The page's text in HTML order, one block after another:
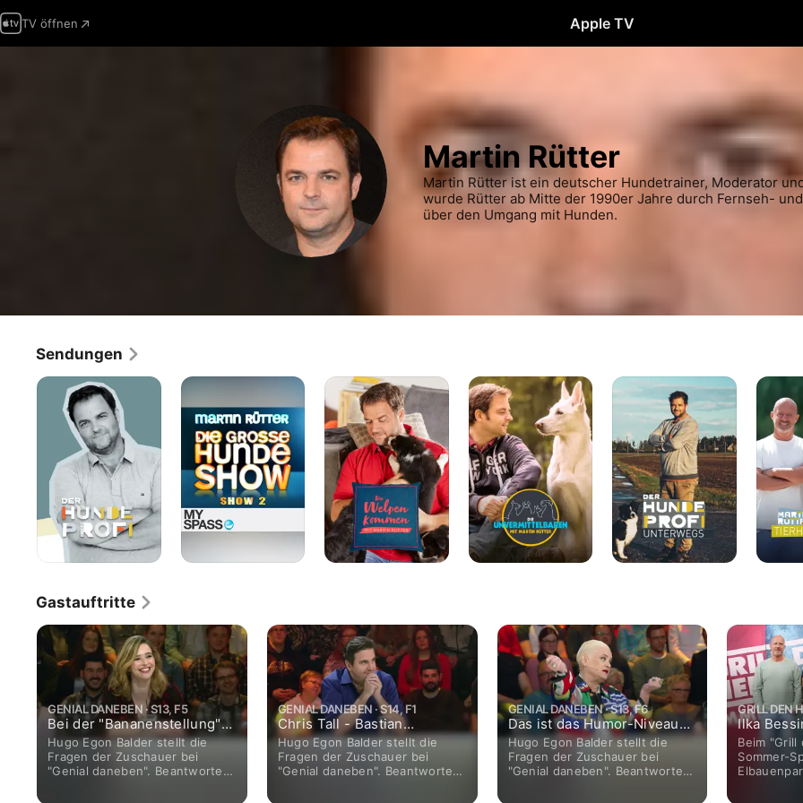
TV öffnen Apple TV
Martin Rütter
Martin Rütter ist ein deutscher Hundetrainer, Moderator
wurde Rütter ab Mitte der 1990er Jahre durch Fernseh-
über den Umgang mit Hunden.
Sendungen
Der
Hundeprofi
Martin
Die
Welpen
kommen
-
Mit
Martin
Rütter
Die
Unvermittelbaren
-
Mit
Martin
Rütter
Der
Hundeprofi
unterwegs
Martin
Rütters
Gastauftritte
GENIAL DANEBEN · S13, F5
Bei der "Bananenstellung"
kommt man leicht auf
falsche Gedanken
Hugo Egon Balder stellt die
Fragen der Zuschauer bei
"Genial daneben". Beantwortet
GENIAL DANEBEN · S14, F1
Chris Tall - Bastian
Pastweka - Martin R
Hugo Egon Balder stellt die
Fragen der Zuschauer bei
"Genial daneben". Beantwortet
GENIAL DANEBEN · S13, F6
Das ist das Humor-Niveau
von Wigald Boning!
Hugo Egon Balder stellt die
Fragen der Zuschauer bei
"Genial daneben". Beantwortet
GRILL DEN
Ilka
Detlef
Beim "Grill
Sommer-